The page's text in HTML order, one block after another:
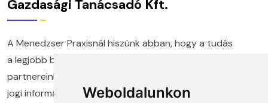
Weboldalunkon
Gazdasági Tanácsadó Kft.
A Menedzser Praxisnál hiszünk abban, hogy a tudás
a legjobb befektetés. Több mint húsz éve segítjük
partnereinket abban, hogy naprakész gazdasági és
jogi információkkal, valamint a gyakorlatban is